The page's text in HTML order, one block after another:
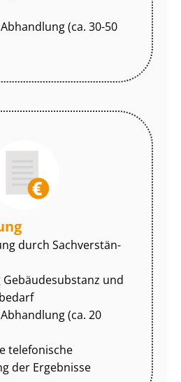
(ca. 30-50
durch Sach­ver­stän­
und
(ca. 20
telefonische
der Ergebnisse